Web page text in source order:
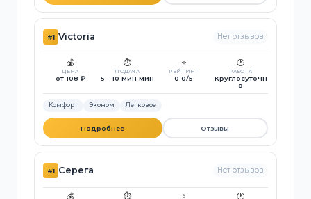
#1 Victoria Нет отзывов
💰
ЦЕНА
от 108 ₽
⏱️
ПОДАЧА
5 - 10 мин мин
⭐
РЕЙТИНГ
0.0/5
🕐
РАБОТА
Круглосуточн
о
Комфорт Эконом Легковое
Подробнее Отзывы
#1 Серега Нет отзывов
💰 ⏱️ ⭐ 🕐